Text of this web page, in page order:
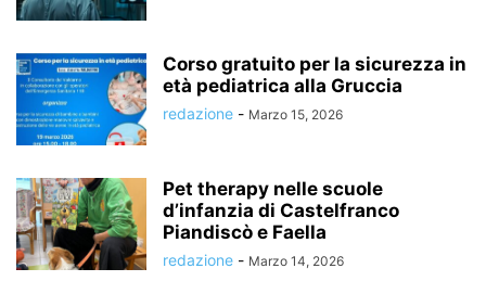
Corso gratuito per la sicurezza in
età pediatrica alla Gruccia
redazione - Marzo 15, 2026
Pet therapy nelle scuole
d’infanzia di Castelfranco
Piandiscò e Faella
redazione - Marzo 14, 2026